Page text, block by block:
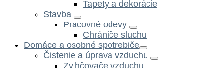
Tapety a dekorácie
Stavba
Pracovné odevy
Chrániče sluchu
Domáce a osobné spotrebiče
Čistenie a úprava vzduchu
Zvlhčovače vzduchu